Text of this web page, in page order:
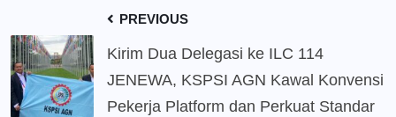
PREVIOUS
Kirim Dua Delegasi ke ILC 114
JENEWA, KSPSI AGN Kawal Konvensi
Pekerja Platform dan Perkuat Standar